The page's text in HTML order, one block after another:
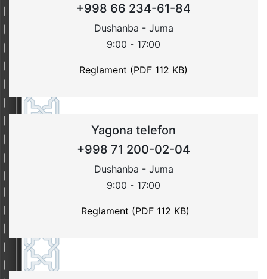
+998 66 234-61-84
Dushanba - Juma
9:00 - 17:00
Reglament (PDF 112 KB)
Yagona telefon
+998 71 200-02-04
Dushanba - Juma
9:00 - 17:00
Reglament (PDF 112 KB)